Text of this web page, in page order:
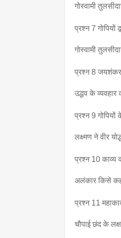
गोस्वामी
प्रश्न 7 गोपियों
गोस्वामी
प्रश्न 8 जयशंकर
उद्धव के
प्रश्न 9 गोपियों
लक्ष्मण ने वीर
प्रश्न 10 काव्य
अलंकार किसे
प्रश्न 11
चौपाई छंद के